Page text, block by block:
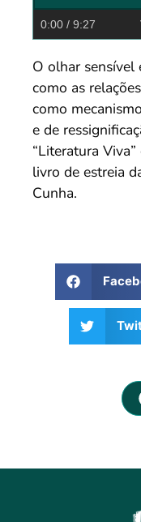
0:00 / 9:27
O olhar sensível
como as
como
e de
“Literatura
livro de estreia
Cunha.